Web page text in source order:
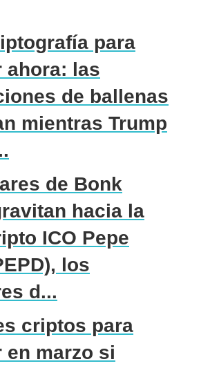
para
ahora: las
de ballenas
mientras Trump
de Bonk
hacia la
ICO Pepe
los
d...
criptos para
en marzo si